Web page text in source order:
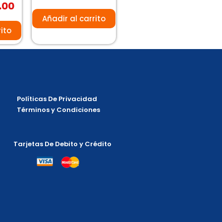
de
Añadir al carrito
Políticas De Privacidad
Términos y Condiciones
Tarjetas De Debito y Crédito